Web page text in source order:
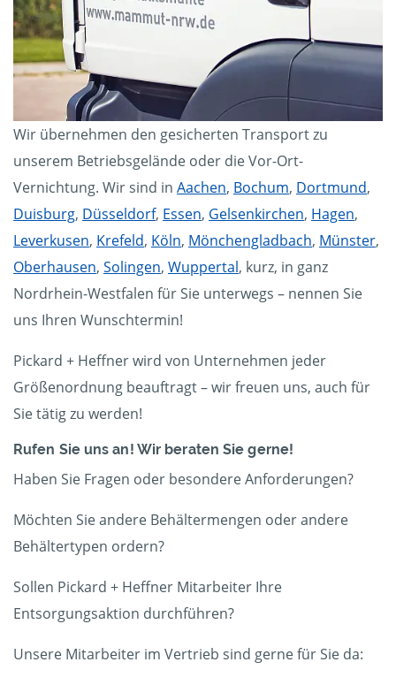
Wir übernehmen den gesicherten Transport zu
unserem Betriebsgelände oder die Vor-Ort-
Vernichtung. Wir sind in Aachen, Bochum, Dortmund,
Duisburg, Düsseldorf, Essen, Gelsenkirchen, Hagen,
Leverkusen, Krefeld, Köln, Mönchengladbach, Münster,
Oberhausen, Solingen, Wuppertal, kurz, in ganz
Nordrhein-Westfalen für Sie unterwegs – nennen Sie
uns Ihren Wunschtermin!
Pickard + Heffner wird von Unternehmen jeder
Größenordnung beauftragt – wir freuen uns, auch für
Sie tätig zu werden!
Rufen Sie uns an! Wir beraten Sie gerne!
Haben Sie Fragen oder besondere Anforderungen?
Möchten Sie andere Behältermengen oder andere
Behältertypen ordern?
Sollen Pickard + Heffner Mitarbeiter Ihre
Entsorgungsaktion durchführen?
Unsere Mitarbeiter im Vertrieb sind gerne für Sie da: